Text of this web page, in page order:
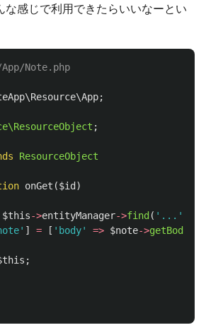
感じで利用できたらいいなーとい
Note.php
;
;
ResourceObject
onGet ($id )
$this->entityManager->find ( '...'
] = [ 'body' => $note->getBody
;